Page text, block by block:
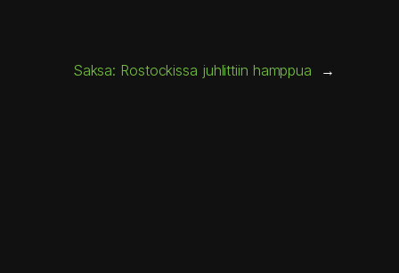
Saksa: Rostockissa juhlittiin hamppua →